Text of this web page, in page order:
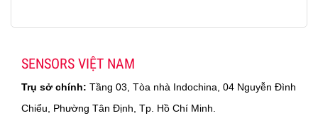
SENSORS VIỆT NAM
Trụ sở chính: Tầng 03, Tòa nhà Indochina, 04 Nguyễn Đình
Chiểu, Phường Tân Định, Tp. Hồ Chí Minh.